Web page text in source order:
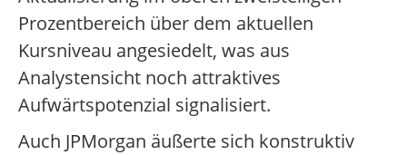
Prozentbereich über dem aktuellen
Kursniveau angesiedelt, was aus
Analystensicht noch attraktives
Aufwärtspotenzial signalisiert.
Auch JPMorgan äußerte sich konstruktiv